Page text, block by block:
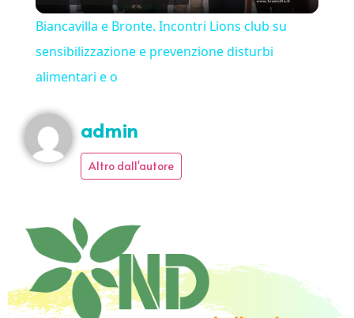
Biancavilla e Bronte. Incontri Lions club su
sensibilizzazione e prevenzione disturbi
alimentari e o
admin
Altro dall'autore